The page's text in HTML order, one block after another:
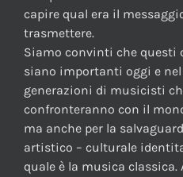
capire qual era il
trasmettere.
Siamo convinti che questi
siano importanti oggi e
generazioni di musicisti
confronteranno con il
ma anche per la
artistico – culturale
quale è la musica